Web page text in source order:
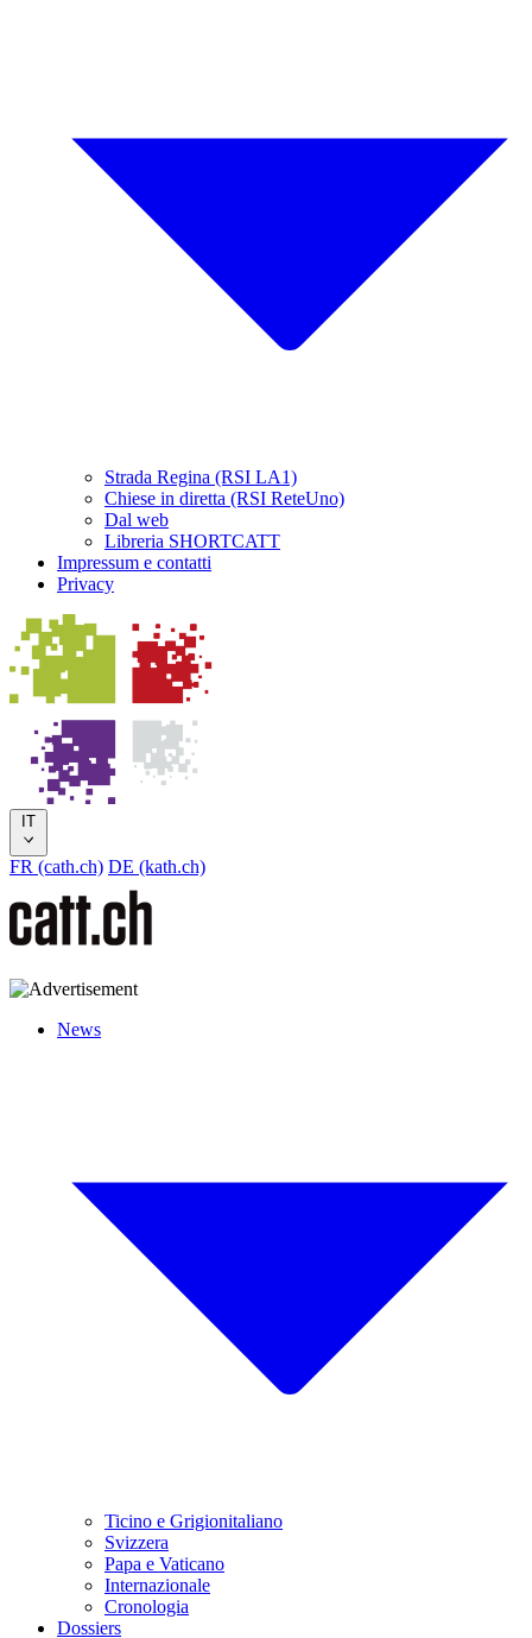
Strada Regina (RSI LA1)
Chiese in diretta (RSI ReteUno)
Dal web
Libreria SHORTCATT
Impressum e contatti
Privacy
IT
FR (cath.ch) DE (kath.ch)
News
Ticino e Grigionitaliano
Svizzera
Papa e Vaticano
Internazionale
Cronologia
Dossiers